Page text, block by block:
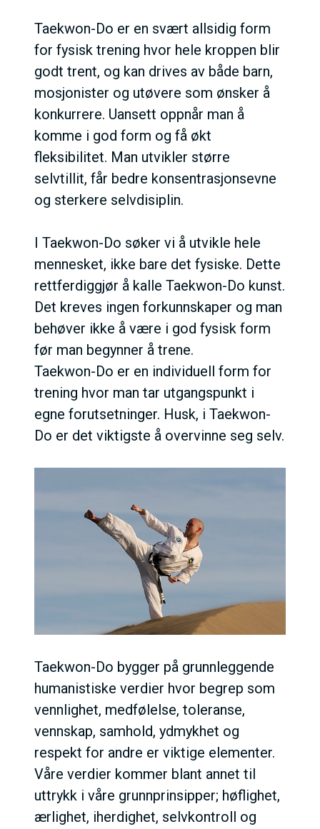
Taekwon-Do er en svært allsidig form
for fysisk trening hvor hele kroppen blir
godt trent, og kan drives av både barn,
mosjonister og utøvere som ønsker å
konkurrere. Uansett oppnår man å
komme i god form og få økt
fleksibilitet. Man utvikler større
selvtillit, får bedre konsentrasjonsevne
og sterkere selvdisiplin.
I Taekwon-Do søker vi å utvikle hele
mennesket, ikke bare det fysiske. Dette
rettferdiggjør å kalle Taekwon-Do kunst.
Det kreves ingen forkunnskaper og man
behøver ikke å være i god fysisk form
før man begynner å trene.
Taekwon-Do er en individuell form for
trening hvor man tar utgangspunkt i
egne forutsetninger. Husk, i Taekwon-
Do er det viktigste å overvinne seg selv.
Taekwon-Do bygger på grunnleggende
humanistiske verdier hvor begrep som
vennlighet, medfølelse, toleranse,
vennskap, samhold, ydmykhet og
respekt for andre er viktige elementer.
Våre verdier kommer blant annet til
uttrykk i våre grunnprinsipper; høflighet,
ærlighet, iherdighet, selvkontroll og